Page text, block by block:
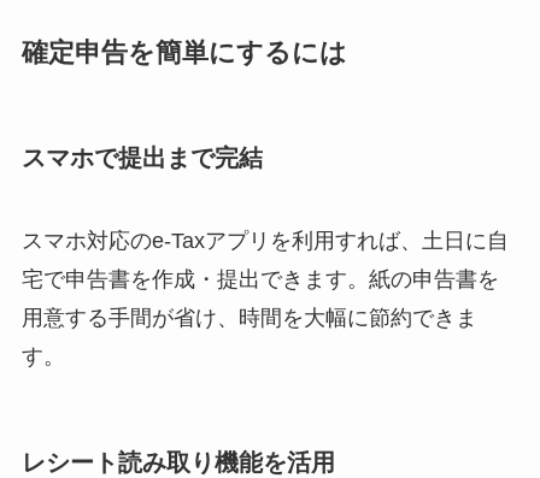
確定申告を簡単にするには
スマホで提出まで完結
スマホ対応のe-Taxアプリを利用すれば、土日に自
宅で申告書を作成・提出できます。紙の申告書を
用意する手間が省け、時間を大幅に節約できま
す。
レシート読み取り機能を活用